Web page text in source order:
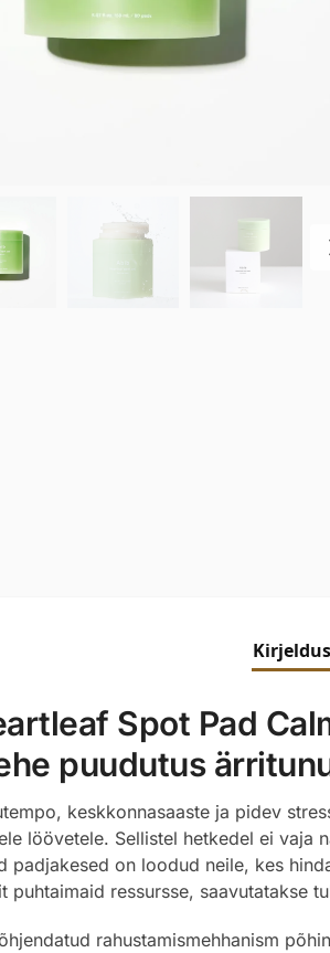
Kirjeldus
Spot Pad
puudutus
keskkonnasaaste ja pidev
löövetele. Sellistel hetkedel ei vaja
padjakesed on loodud neile, kes
puhtaimaid ressursse, saavutatakse
rahustamismehhanism